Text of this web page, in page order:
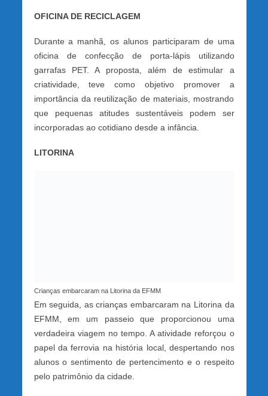
OFICINA DE RECICLAGEM
Durante a manhã, os alunos participaram de uma
oficina de confecção de porta-lápis utilizando
garrafas PET. A proposta, além de estimular a
criatividade, teve como objetivo promover a
importância da reutilização de materiais, mostrando
que pequenas atitudes sustentáveis podem ser
incorporadas ao cotidiano desde a infância.
LITORINA
Crianças embarcaram na Litorina da EFMM
Em seguida, as crianças embarcaram na Litorina da
EFMM, em um passeio que proporcionou uma
verdadeira viagem no tempo. A atividade reforçou o
papel da ferrovia na história local, despertando nos
alunos o sentimento de pertencimento e o respeito
pelo patrimônio da cidade.